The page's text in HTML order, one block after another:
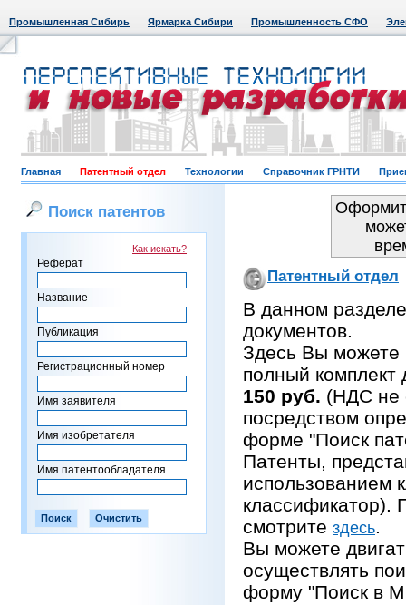
Промышленная Сибирь Ярмарка Сибири Промышленность СФО
Главная Патентный отдел Технологии Справочник ГРНТИ
Поиск патентов
Как искать?
Реферат
Название
Публикация
Регистрационный номер
Имя заявителя
Имя изобретателя
Имя патентообладателя
Патентный отдел
В данном
документов.
Здесь Вы можете
полный комплект
150 руб. (НДС не
посредством
форме "Поиск
Патенты,
использованием
классификатор).
смотрите здесь.
Вы можете
осуществлять
форму "Поиск в